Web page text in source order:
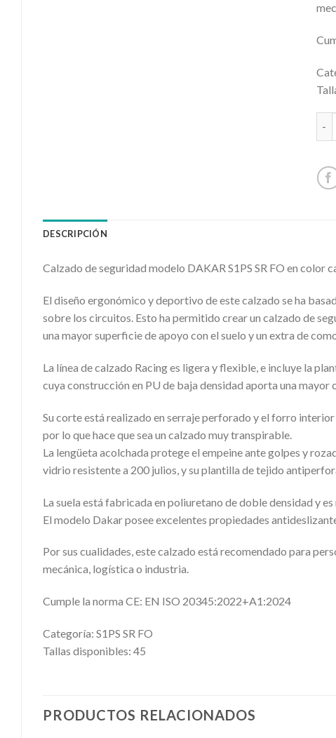
DESCRIPCIÓN
Calzado de seguridad modelo DAKAR S1PS SR FO en color
El diseño ergonómico y deportivo de este calzado se ha
sobre los circuitos. Esto ha permitido crear un calzado de
una mayor superficie de apoyo con el suelo y un extra de
La línea de calzado Racing es ligera y flexible, e incluye la
cuya construcción en PU de baja densidad aporta una
Su corte está realizado en serraje perforado y el forro
por lo que hace que sea un calzado muy transpirable.
La lengüeta acolchada protege el empeine ante golpes y
vidrio resistente a 200 julios, y su plantilla de tejido
La suela está fabricada en poliuretano de doble densidad y
El modelo Dakar posee excelentes propiedades
Por sus cualidades, este calzado está recomendado para
mecánica, logística o industria.
Cumple la norma CE: EN ISO 20345:2022+A1:2024
Categoría: S1PS SR FO
Tallas disponibles: 45
PRODUCTOS RELACIONADOS